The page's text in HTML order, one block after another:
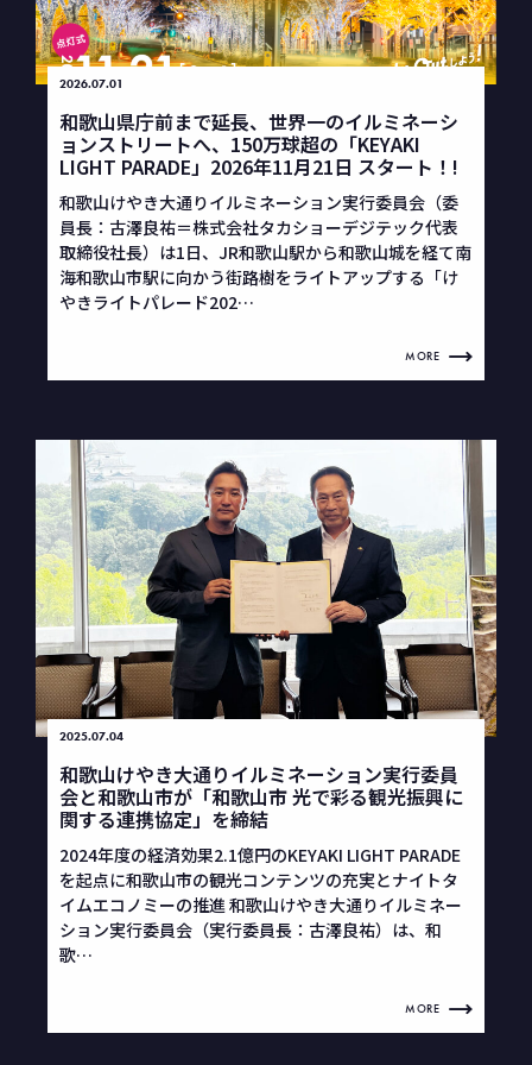
2026.07.01
和歌山県庁前まで延長、世界一のイルミネーシ
ョンストリートへ、150万球超の「KEYAKI
LIGHT PARADE」2026年11月21日 スタート！!
和歌山けやき大通りイルミネーション実行委員会（委
員長：古澤良祐＝株式会社タカショーデジテック代表
取締役社長）は1日、JR和歌山駅から和歌山城を経て南
海和歌山市駅に向かう街路樹をライトアップする「け
やきライトパレード202…
MORE
2025.07.04
和歌山けやき大通りイルミネーション実行委員
会と和歌山市が「和歌山市 光で彩る観光振興に
関する連携協定」を締結
2024年度の経済効果2.1億円のKEYAKI LIGHT PARADE
を起点に和歌山市の観光コンテンツの充実とナイトタ
イムエコノミーの推進 和歌山けやき大通りイルミネー
ション実行委員会（実行委員長：古澤良祐）は、和
歌…
MORE